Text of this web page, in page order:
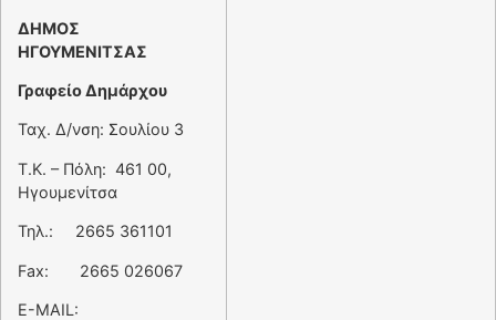
ΔΗΜΟΣ
ΗΓΟΥΜΕΝΙΤΣΑΣ
Γραφείο Δημάρχου
Ταχ. Δ/νση: Σουλίου 3
Τ.Κ. – Πόλη: 461 00,
Ηγουμενίτσα
Τηλ.: 2665 361101
Fax: 2665 026067
E-MAIL: